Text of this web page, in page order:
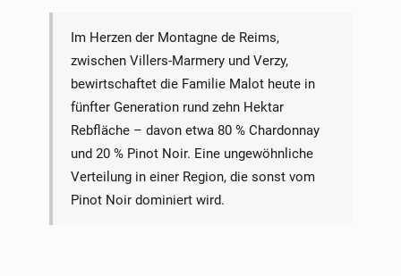
Im Herzen der Montagne de Reims,
zwischen Villers-Marmery und Verzy,
bewirtschaftet die Familie Malot heute in
fünfter Generation rund zehn Hektar
Rebfläche – davon etwa 80 % Chardonnay
und 20 % Pinot Noir. Eine ungewöhnliche
Verteilung in einer Region, die sonst vom
Pinot Noir dominiert wird.